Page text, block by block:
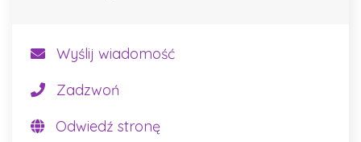
Wyślij wiadomość
Zadzwoń
Odwiedź stronę